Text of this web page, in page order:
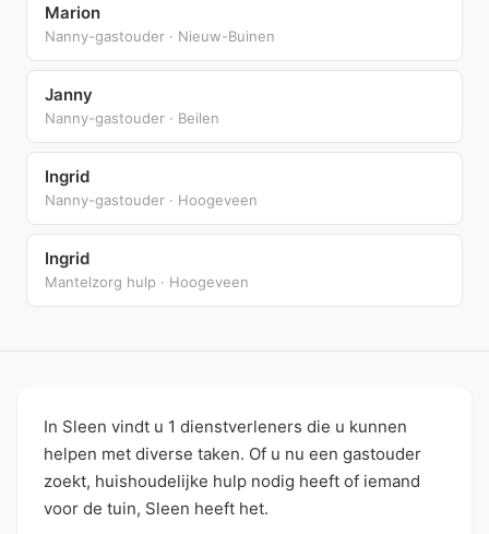
Marion
Nanny-gastouder · Nieuw-Buinen
Janny
Nanny-gastouder · Beilen
Ingrid
Nanny-gastouder · Hoogeveen
Ingrid
Mantelzorg hulp · Hoogeveen
In Sleen vindt u 1 dienstverleners die u kunnen
helpen met diverse taken. Of u nu een gastouder
zoekt, huishoudelijke hulp nodig heeft of iemand
voor de tuin, Sleen heeft het.